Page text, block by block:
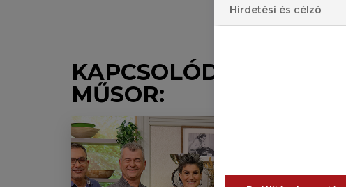
KAPCSOLÓDÓ
MŰSOR:
Hirdetési és célzó